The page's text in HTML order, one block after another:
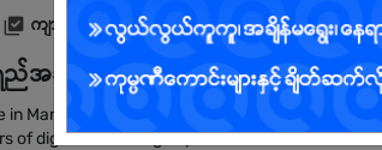
ကျား/မ
အချင်း
in Marketing, Business, Communications, or
of digital marketing experience